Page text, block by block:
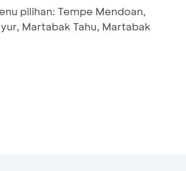
pilihan: Tempe Mendoan,
Martabak Tahu, Martabak